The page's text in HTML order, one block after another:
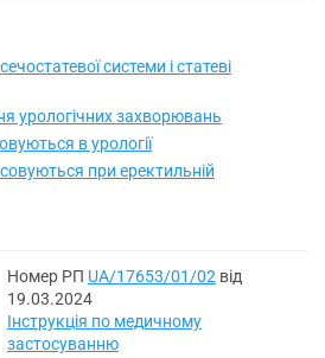
системи і статеві
урологічних захворювань
в урології
при еректильній
Номер РП UA/17653/01/02 від
19.03.2024
Інструкція по медичному
застосуванню